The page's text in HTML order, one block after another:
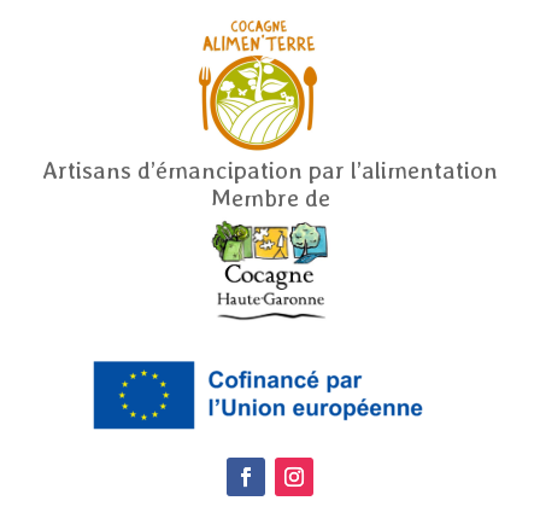
Artisans d’émancipation par l’alimentation
Membre de